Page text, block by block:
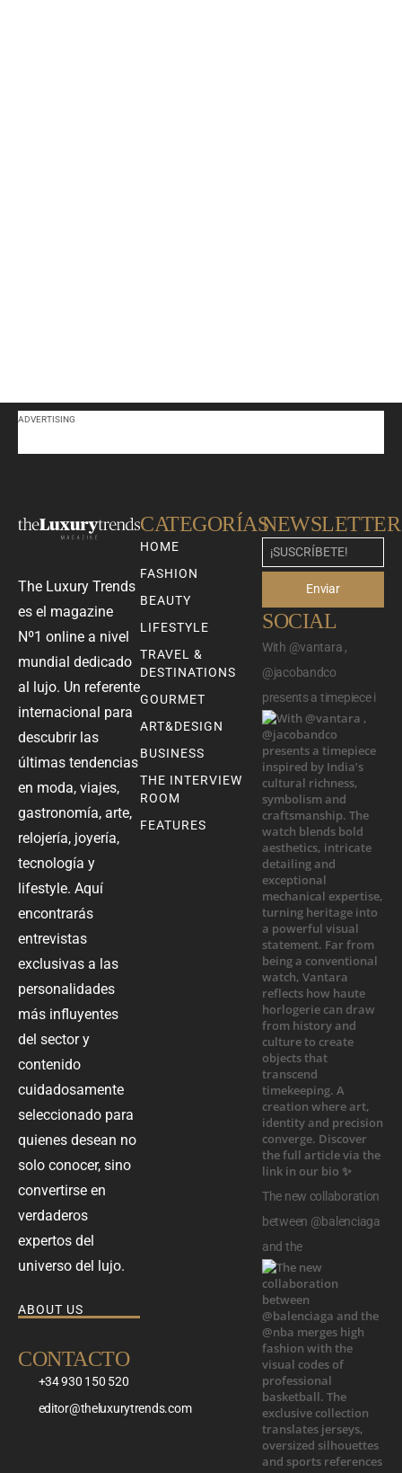
ADVERTISING
The Luxury Trends
es el magazine
Nº1 online a nivel
mundial dedicado
al lujo. Un referente
internacional para
descubrir las
últimas tendencias
en moda, viajes,
gastronomía, arte,
relojería, joyería,
tecnología y
lifestyle. Aquí
encontrarás
entrevistas
exclusivas a las
personalidades
más influyentes
del sector y
contenido
cuidadosamente
seleccionado para
quienes desean no
solo conocer, sino
convertirse en
verdaderos
expertos del
universo del lujo.
ABOUT US
CONTACTO
+34 930 150 520
editor@theluxurytrends.com
CATEGORÍAS
HOME
FASHION
BEAUTY
LIFESTYLE
TRAVEL &
DESTINATIONS
GOURMET
ART&DESIGN
BUSINESS
THE INTERVIEW
ROOM
FEATURES
NEWSLETTER
Enviar
SOCIAL
With @vantara ,
@jacobandco
presents a timepiece i
The new collaboration
between @balenciaga
and the